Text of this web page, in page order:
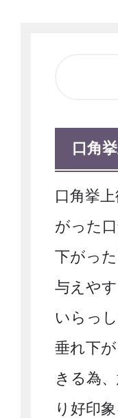
口角
口角挙
がった
下がっ
与えや
いらっ
垂れ下
きる為
り好印